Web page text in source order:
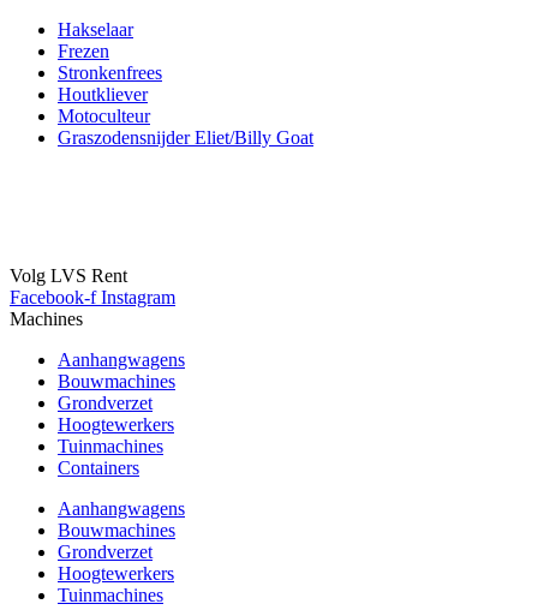
Hakselaar
Frezen
Stronkenfrees
Houtkliever
Motoculteur
Graszodensnijder Eliet/Billy Goat
Volg LVS Rent
Facebook-f Instagram
Machines
Aanhangwagens
Bouwmachines
Grondverzet
Hoogtewerkers
Tuinmachines
Containers
Aanhangwagens
Bouwmachines
Grondverzet
Hoogtewerkers
Tuinmachines